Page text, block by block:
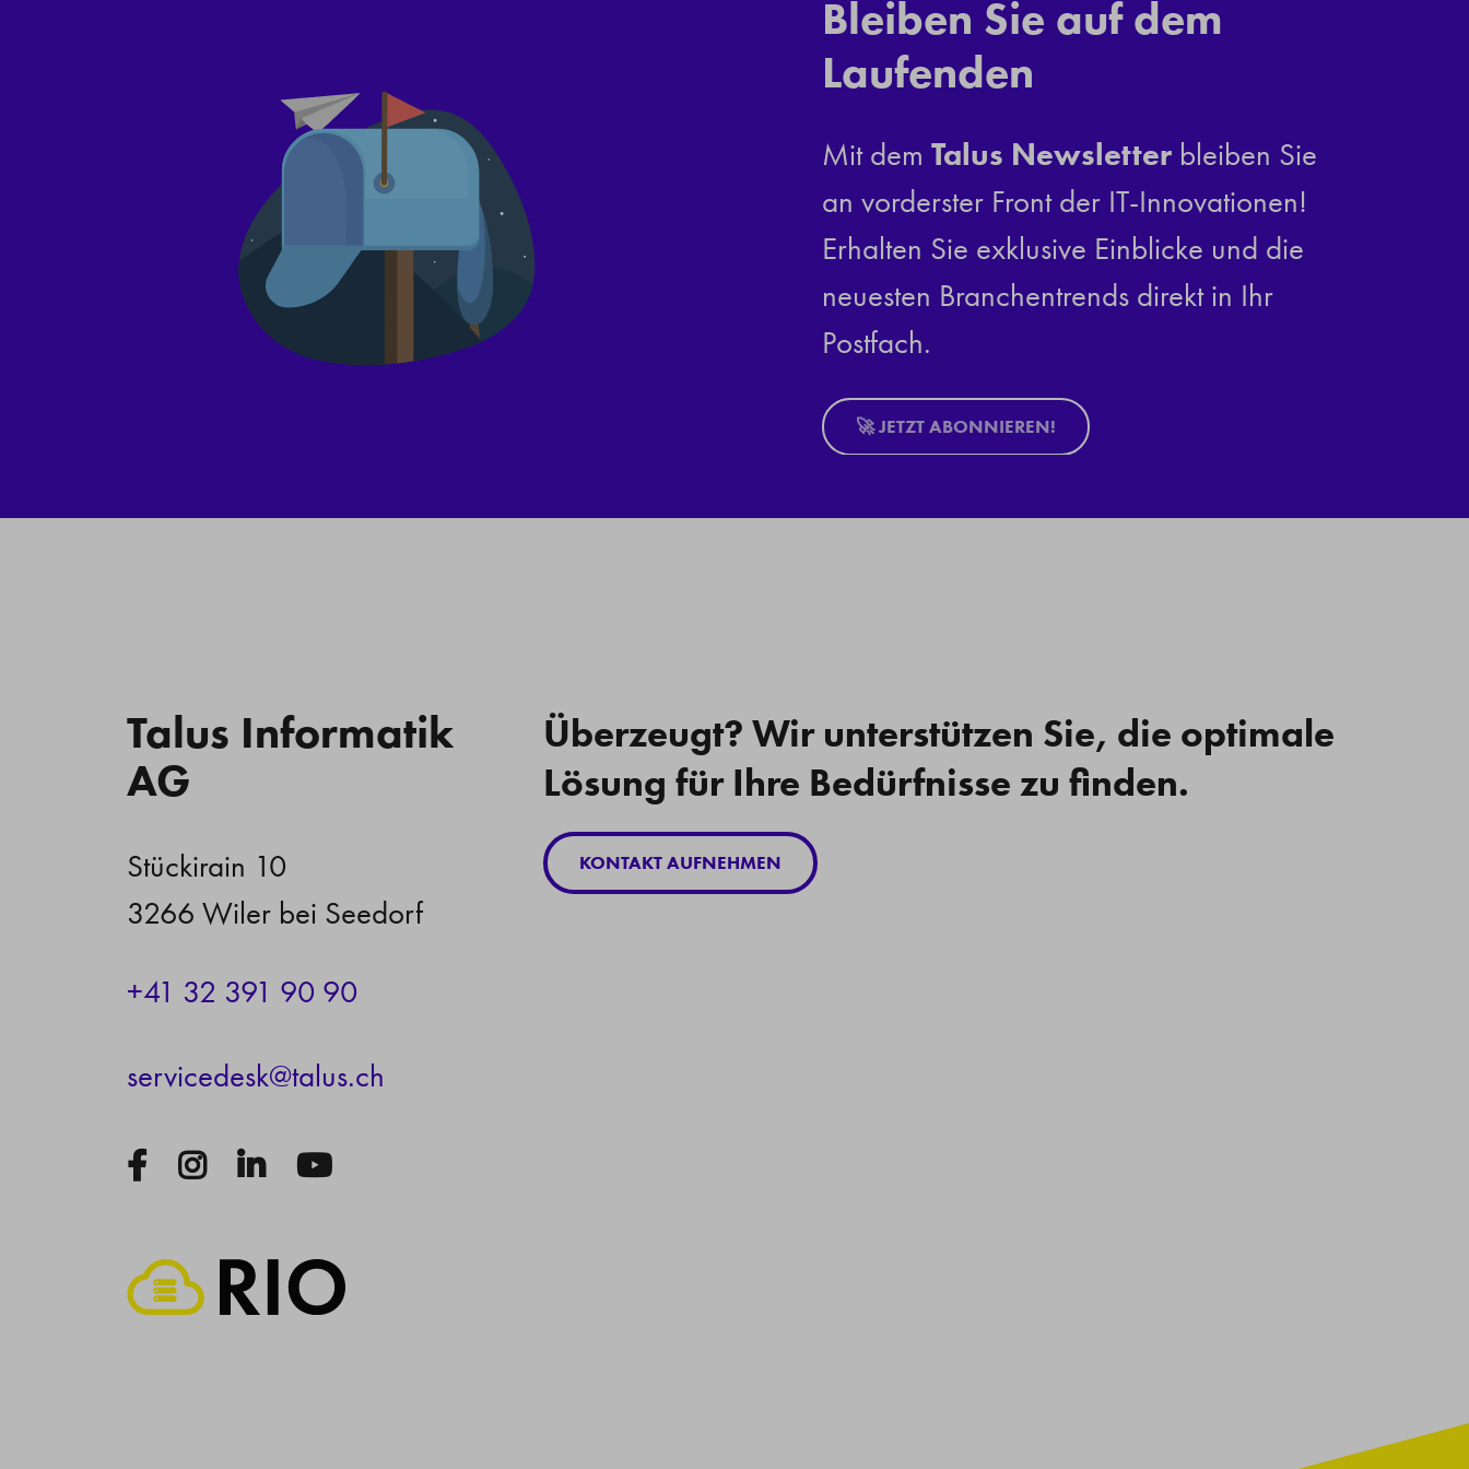
Bleiben Sie auf dem
Laufenden
Mit dem Talus Newsletter bleiben Sie
an vorderster Front der IT-Innovationen!
Erhalten Sie exklusive Einblicke und die
neuesten Branchentrends direkt in Ihr
Postfach.
🚀 JETZT ABONNIEREN!
Talus Informatik
AG
Stückirain 10
3266 Wiler bei Seedorf
+41 32 391 90 90
s rv c d sk t l s ch
Überzeugt? Wir unterstützen Sie, die optimale
Lösung für Ihre Bedürfnisse zu finden.
KONTAKT AUFNEHMEN